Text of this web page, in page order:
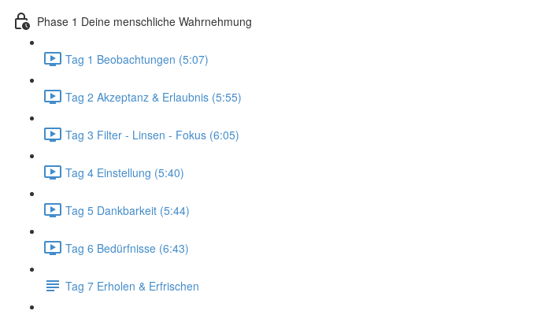
Phase 1 Deine menschliche Wahrnehmung
Tag 1 Beobachtungen (5:07)
Tag 2 Akzeptanz & Erlaubnis (5:55)
Tag 3 Filter - Linsen - Fokus (6:05)
Tag 4 Einstellung (5:40)
Tag 5 Dankbarkeit (5:44)
Tag 6 Bedürfnisse (6:43)
Tag 7 Erholen & Erfrischen